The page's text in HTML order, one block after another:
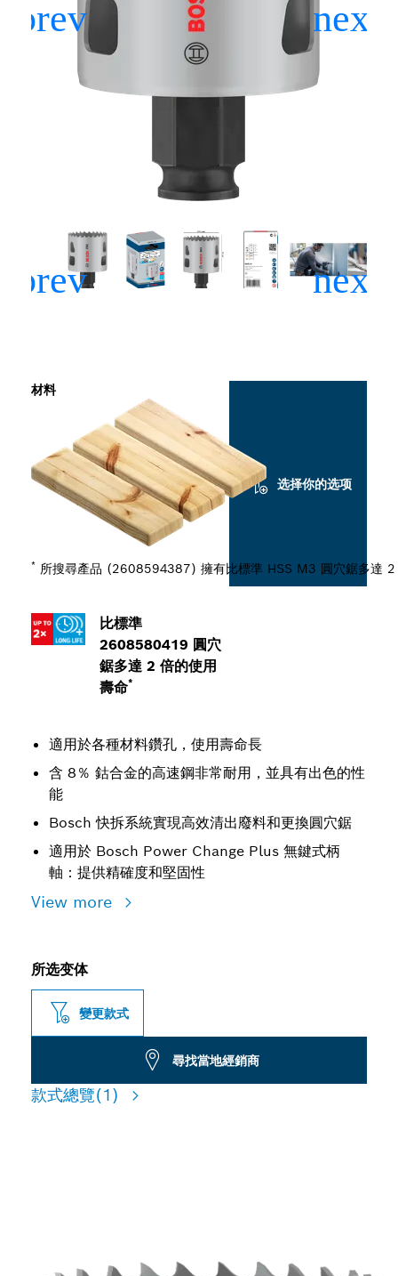
比標準
2608580419 圓穴
鋸多達 2 倍的使用
壽命*
適用於各種材料鑽孔，使用壽命長
含 8％ 鈷合金的高速鋼非常耐用，並具有出色的性
能
Bosch 快拆系統實現高效清出廢料和更換圓穴鋸
適用於 Bosch Power Change Plus 無鍵式柄
軸：提供精確度和堅固性
View more
材料
* 所搜尋產品 (2608594387) 擁有比標準 HSS M3 圓穴鋸多達 2
选择你的选项
所选变体
變更款式
尋找當地經銷商
款式總覽(1)